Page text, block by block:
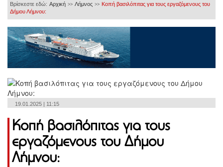
Βρίσκεστε εδώ: Αρχική >> Λήμνος >> Κοπή βασιλόπιτας για τους εργαζόμενους του
Δήμου Λήμνου:
19.01.2025 | 11:15
Κοπή βασιλόπιτας για τους
εργαζόμενους του Δήμου
Λήμνου: